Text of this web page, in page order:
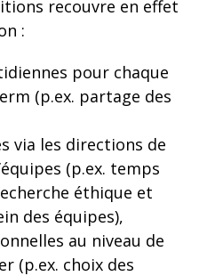
recouvre en effet
:
pour chaque
(p.ex. partage des
via les directions de
(p.ex. temps
éthique et
des équipes),
au niveau de
(p.ex. choix des